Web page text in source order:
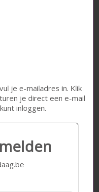
je e-mailadres in. Klik
je direct een e-mail
inloggen.